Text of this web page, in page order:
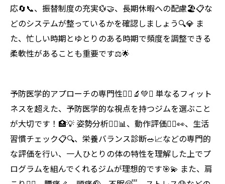
応🔄📞、振替制度の充実💱🤝、長期休暇への配慮🏖️📋な
どのシステムが整っているかを確認しましょう🔍💎 ま
た、忙しい時期とゆとりのある時期で頻度を調整できる
柔軟性があることも重要です⚖️🌟
予防医学的アプローチの専門性👩‍⚕️🔬💚✨ 単なるフィット
ネスを超えた、予防医学的な視点を持つジムを選ぶこと
が大切です！🏥💡 姿勢分析🧘‍♀️📊、動作評価🤸‍♀️👀、生活
習慣チェック📋🔍、栄養バランス診断🥗📈などの専門的
な評価を行い、一人ひとりの体の特性を理解した上でプ
ログラムを組んでくれるジムが理想的です🎯💫 また、肩